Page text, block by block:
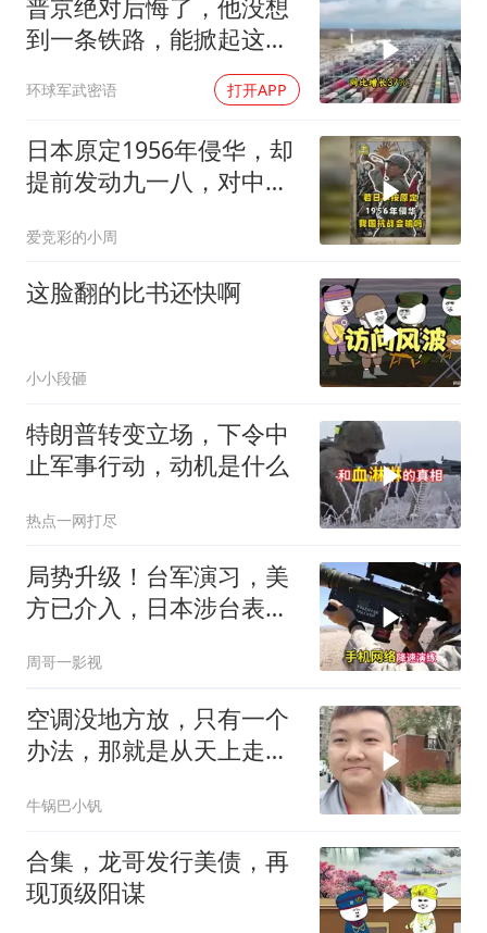
普京绝对后悔了，他没想
到一条铁路，能掀起这么
大的风浪，中亚格局彻底
改写
环球军武密语 打开APP
日本原定1956年侵华，却
提前发动九一八，对中国
爱竞彩的小周
这脸翻的比书还快啊
小小段砸
特朗普转变立场，下令中
止军事行动，动机是什么
热点一网打尽
局势升级！台军演习，美
方已介入，日本涉台表述
周哥一影视
空调没地方放，只有一个
办法，那就是从天上走，
牛锅巴小钒
合集，龙哥发行美债，再
现顶级阳谋